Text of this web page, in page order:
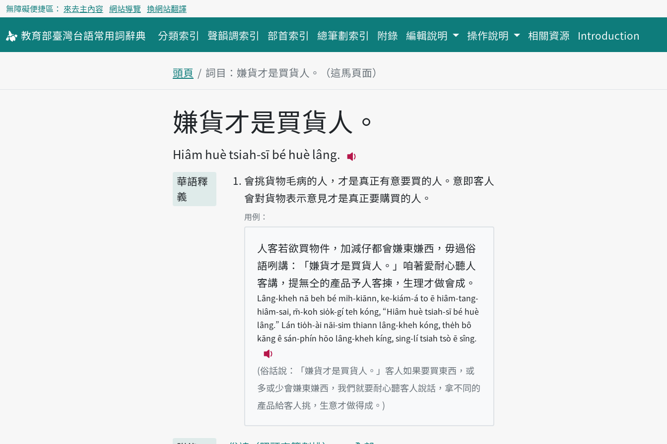
無障礙便捷區： 來去主內容 網站導覽 換網站翻譯
教育部臺灣台語常用詞辭典 分類索引 聲韻調索引 部首索引 總筆劃索引 附錄 編輯說明 操作說明 相關資源 Introduction
頭頁 詞目：嫌貨才是買貨人。（這馬頁面）
主內容區
嫌貨才是買貨人。
Hiâm huè tsiah-sī bé huè lâng.
華語釋
義
會挑貨物毛病的人，才是真正有意要買的人。意即客人
會對貨物表示意見才是真正要購買的人。
第1項釋義的
用例：
人客若欲買物件，加減仔都會嫌東嫌西，毋過俗
語咧講：「嫌貨才是買貨人。」咱著愛耐心聽人
客講，提無仝的產品予人客揀，生理才做會成。
Lâng-kheh nā beh bé mi̍h-kiānn, ke-kiám-á to ē hiâm-tang-
hiâm-sai, m̄-koh sio̍k-gí teh kóng, “Hiâm huè tsiah-sī bé huè
lâng.” Lán tio̍h-ài nāi-sim thiann lâng-kheh kóng, the̍h bô
kāng ê sán-phín hōo lâng-kheh kíng, sing-lí tsiah tsò ē sîng.
播放例句Lâng-kheh nā beh bé mi̍h-kiānn, ke-kiám-á to ē hiâm-tang-hiâm-sai,
(俗話說：「嫌貨才是買貨人。」客人如果要買東西，或
多或少會嫌東嫌西，我們就要耐心聽客人說話，拿不同的
產品給客人挑，生意才做得成。)